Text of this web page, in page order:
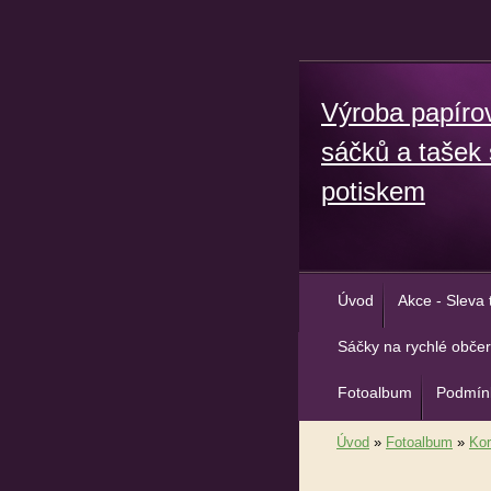
Výroba
sáčků a tašek
potiskem
Úvod Akce - Sleva
Sáčky na rychlé
Fotoalbum
Úvod » Fotoalbum »